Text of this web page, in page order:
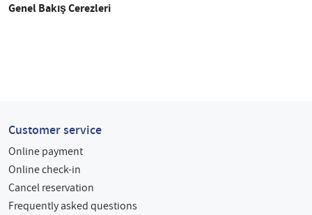
Genel Bakış Çerezleri
Customer service
Online payment
Online check-in
Cancel reservation
Frequently asked questions